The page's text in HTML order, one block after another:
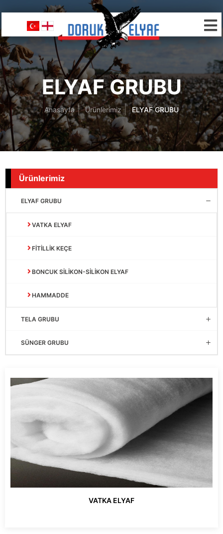
ELYAF GRUBU
Anasayfa Ürünlerimiz ELYAF GRUBU
Ürünlerimiz
ELYAF GRUBU
VATKA ELYAF
FİTİLLİK KEÇE
BONCUK SİLİKON-SİLİKON ELYAF
HAMMADDE
TELA GRUBU
SÜNGER GRUBU
VATKA ELYAF